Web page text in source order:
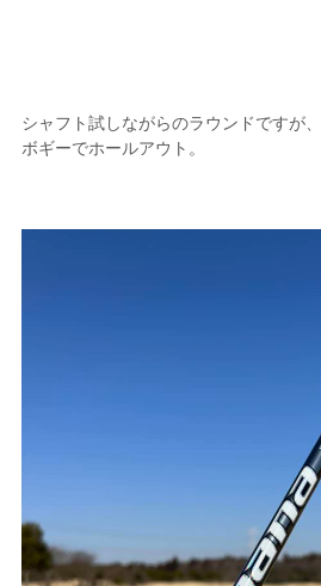
シャフト試しながらのラウンドですが
ボギーでホールアウト。